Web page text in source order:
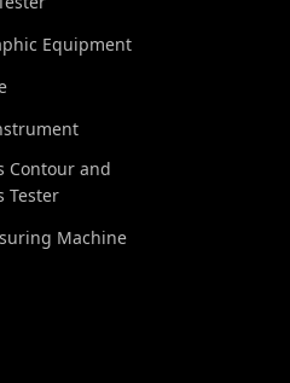
Equipment
Contour and
Tester
Machine